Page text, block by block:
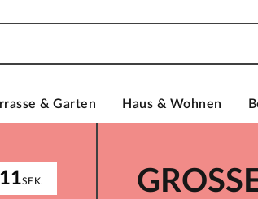
& Garten Haus & Wohnen
11SEK.